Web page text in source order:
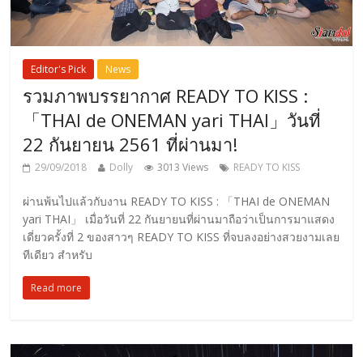
Editor's Pick News
รวมภาพบรรยากาศ READY TO KISS :
「THAI de ONEMAN yari THAI」วันที่
22 กันยายน 2561 ที่ผ่านมา!
29/09/2018 Dolly 3013 Views READY TO KISS
ผ่านพ้นไปแล้วกับงาน READY TO KISS : 「THAI de ONEMAN
yari THAI」 เมื่อวันที่ 22 กันยายนที่ผ่านมาถือว่าเป็นการมาแสดง
เดี่ยวครั้งที่ 2 ของสาวๆ READY TO KISS ที่จบลงอย่างสวยงามเลย
ทีเดียว สำหรับ
Read more